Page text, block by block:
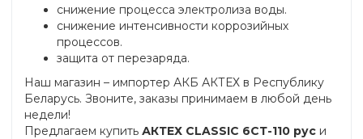
снижение процесса электролиза воды.
снижение интенсивности коррозийных
процессов.
защита от перезаряда.
Наш магазин – импортер АКБ АКТЕХ в Республику
Беларусь. Звоните, заказы принимаем в любой день
недели!
Предлагаем купить АКТЕХ CLASSIC 6СТ-110 рус и